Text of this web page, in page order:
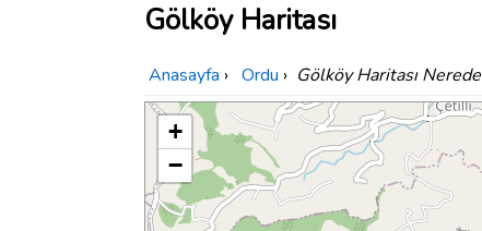
Gölköy Haritası
Anasayfa › Ordu › Gölköy Haritası Nerede
+
−